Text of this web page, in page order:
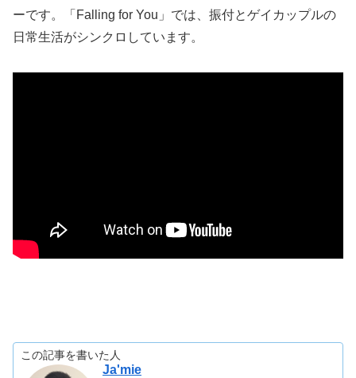
ーです。「Falling for You」では、振付とゲイカップルの
日常生活がシンクロしています。
この記事を書いた人
Ja'mie